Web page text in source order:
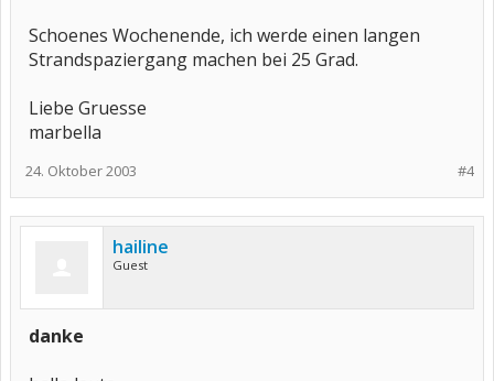
Schoenes Wochenende, ich werde einen langen
Strandspaziergang machen bei 25 Grad.
Liebe Gruesse
marbella
#4
24. Oktober 2003
hailine
Guest
danke